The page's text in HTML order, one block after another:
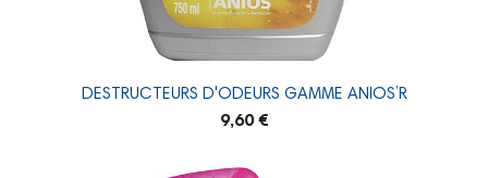
DESTRUCTEURS D'ODEURS GAMME ANIOS’R
9,60 €